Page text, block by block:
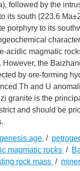
followed by the
its south (223.6
porphyry to its
acidic magmatic
However, the
by ore-forming
Th and U
granite is the
and should be
age /
magmatic rocks /
rock mass /